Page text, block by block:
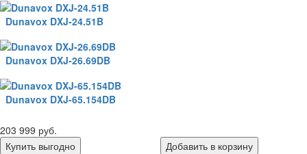
Dunavox DXJ-24.51B
Dunavox DXJ-26.69DB
Dunavox DXJ-65.154DB
203 999 руб.
Купить выгодно
Добавить в корзину